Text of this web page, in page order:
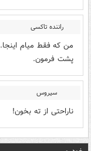
راننده تاکسی
من که فقط میام
پشت فرمون.
سیروس
ناراحتی از ته بخون!